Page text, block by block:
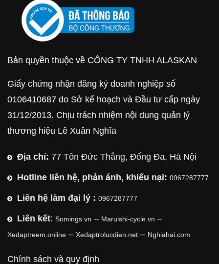
Bản quyền thuộc về CÔNG TY TNHH ALASKAN
Giấy chứng nhận đăng ký doanh nghiệp số
0106410687 do Sở kế hoạch và Đầu tư cấp ngày
31/12/2013. Chịu trách nhiệm nội dung quản lý
thương hiệu Lê Xuân Nghĩa
Địa chỉ: 77 Tôn Đức Thắng, Đống Đa, Hà Nội
Hotline liên hệ, phản ánh, khiếu nại: 0967287777
Liên hệ làm đại lý : 0967287777
Liên kết: Somings.vn – Maruishi-cycle.vn –
Xedaptreem.online – Xedaptrolucdien.net – Nghiahai.com
Chính sách và quy định